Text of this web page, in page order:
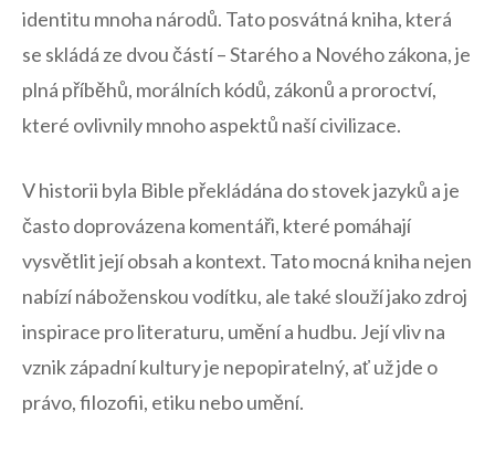
identitu mnoha národů. Tato ​posvátná kniha, ‍která
se skládá ze dvou částí – Starého a ‌Nového zákona, je‍
plná ⁤příběhů, morálních kódů, zákonů a proroctví,
které ovlivnily mnoho ‍aspektů naší civilizace.
V historii byla Bible překládána do stovek jazyků a ​je⁣
často ‍doprovázena komentáři, které pomáhají
vysvětlit její obsah a ‌kontext. ⁣Tato mocná kniha nejen
nabízí náboženskou vodítku, ale také slouží jako zdroj
inspirace pro literaturu, umění a‍ hudbu.⁢ Její ​vliv na⁣
vznik západní⁣ kultury je nepopiratelný, ať už ⁢jde o
právo, filozofii, etiku nebo umění.